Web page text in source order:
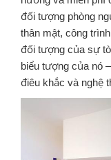
đối tượng phòng
thân mật, công
đối tượng của sự
biểu tượng của nó
điêu khắc và nghệ